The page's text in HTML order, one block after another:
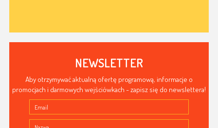
NEWSLETTER
Aby otrzymywać aktualną ofertę programową, informacje o
promocjach i darmowych wejściówkach - zapisz się do newslettera!